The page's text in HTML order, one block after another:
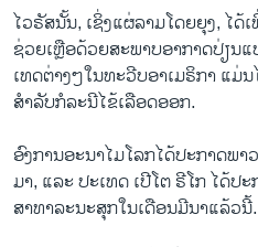
ໄວຣັສນັ້ນ, ເຊິ່ງແຜ່ລາມໂດຍຍຸງ, ໄດ້
ຊ່ວຍເຫຼືອດ້ວຍສະພາບອາກາດປ່ຽນແ
ເທດຕ່າງໆໃນທະວີບອາເມຣິກາ ແມ່
ສຳລັບກໍລະນີໄຂ້ເລືອດອອກ.
ອົງການອະນາໄມໂລກໄດ້ປະກາດພ
ມາ, ແລະ ປະເທດ ເປີໂຕ ຣີໂກ ໄດ້ປ
ສາທາລະນະສຸກໃນເດືອນມີນາແລ້ວນີ້.